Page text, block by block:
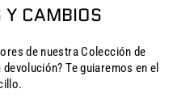
Y CAMBIOS
de nuestra Colección de
Te guiaremos en el